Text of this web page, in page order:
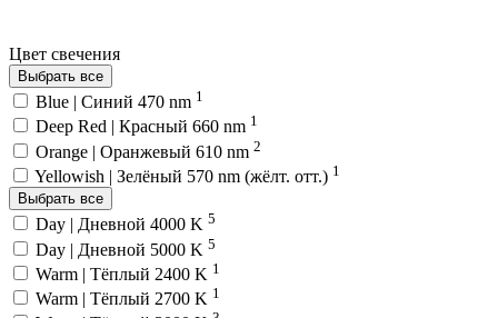
Цвет свечения
Выбрать все
Blue | Синий 470 nm 1
Deep Red | Красный 660 nm 1
Orange | Оранжевый 610 nm 2
Yellowish | Зелёный 570 nm (жёлт. отт.) 1
Выбрать все
Day | Дневной 4000 K 5
Day | Дневной 5000 K 5
Warm | Тёплый 2400 K 1
Warm | Тёплый 2700 K 1